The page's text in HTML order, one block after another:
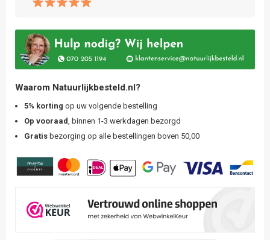
Waarom Natuurlijkbesteld.nl?
5% korting op uw volgende bestelling
Op vooraad, binnen 1-3 werkdagen bezorgd
Gratis bezorging op alle bestellingen boven 50,00